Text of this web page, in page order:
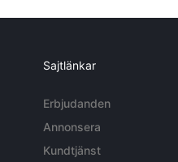
Sajtlänkar
Erbjudanden
Annonsera
Kundtjänst